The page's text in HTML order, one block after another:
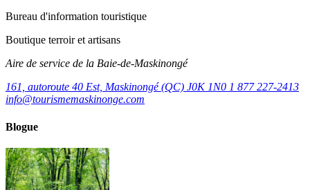
Bureau d'information touristique
Boutique terroir et artisans
Aire de service de la Baie-de-Maskinongé
161, autoroute 40 Est, Maskinongé (QC) J0K 1N0 1 877 227-2413
info@tourismemaskinonge.com
Blogue